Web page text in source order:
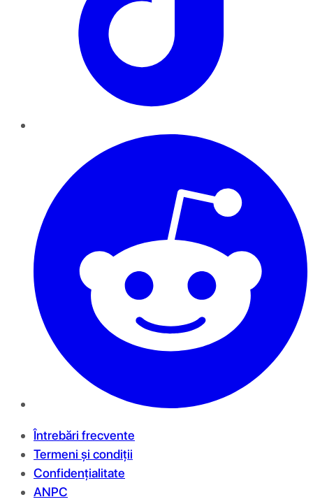
Întrebări frecvente
Termeni și condiții
Confidențialitate
ANPC